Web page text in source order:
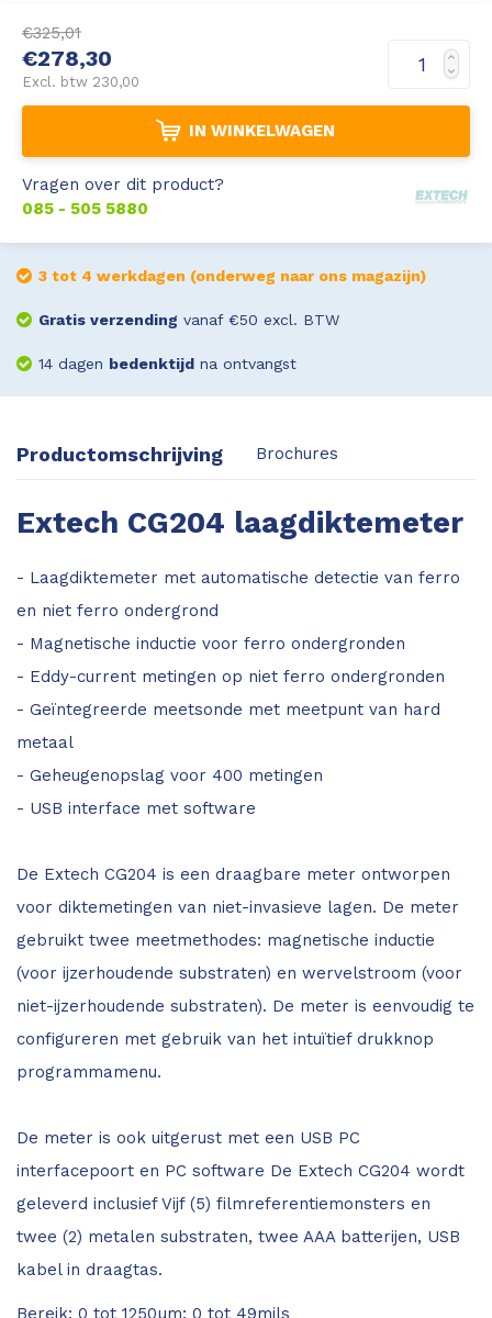
Leica Disto S910
Leica DST360
DISTO Plan app
Accessoires
Monitoring
Hygrometers
Accessoires
€325,01
€278,30
Excl. btw 230,00
IN WINKELWAGEN
Vragen over dit product?
085 - 505 5880
3 tot 4 werkdagen (onderweg naar ons magazijn)
Gratis verzending vanaf €50 excl. BTW
14 dagen bedenktijdna ontvangst
Productomschrijving Brochures
Extech CG204 laagdiktemeter
- Laagdiktemeter met automatische detectie van ferro
en niet ferro ondergrond
- Magnetische inductie voor ferro ondergronden
- Eddy-current metingen op niet ferro ondergronden
- Geïntegreerde meetsonde met meetpunt van hard
metaal
- Geheugenopslag voor 400 metingen
- USB interface met software
De Extech CG204 is een draagbare meter ontworpen
voor diktemetingen van niet-invasieve lagen. De meter
gebruikt twee meetmethodes: magnetische inductie
(voor ijzerhoudende substraten) en wervelstroom (voor
niet-ijzerhoudende substraten). De meter is eenvoudig te
configureren met gebruik van het intuïtief drukknop
programmamenu.
De meter is ook uitgerust met een USB PC
interfacepoort en PC software De Extech CG204 wordt
geleverd inclusief Vijf (5) filmreferentiemonsters en
twee (2) metalen substraten, twee AAA batterijen, USB
kabel in draagtas.
Bereik: 0 tot 1250µm; 0 tot 49mils